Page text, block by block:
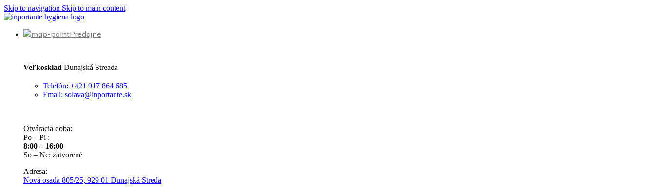
Skip to navigation Skip to main content
Predajne
Veľkosklad Dunajská Streada
Telefón: +421 917 864 685
Email: solava@inportante.sk
Otváracia doba:
Po – Pi :
8:00 – 16:00
So – Ne: zatvorené
Adresa:
Nová osada 805/25, 929 01 Dunajská Streda